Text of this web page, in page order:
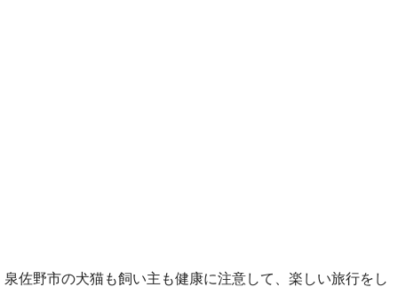
泉佐野市の犬猫も飼い主も健康に注意して、楽しい旅行をし